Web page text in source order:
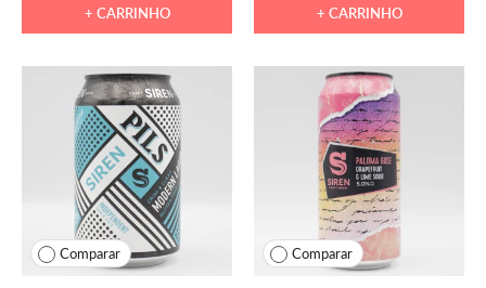
+ CARRINHO + CARRINHO
Comparar Comparar